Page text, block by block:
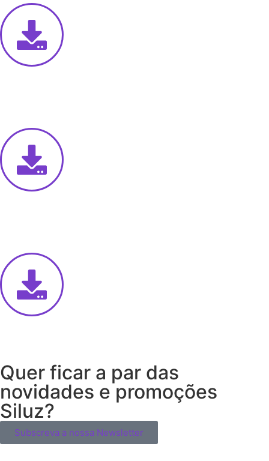
Quer ficar a par das
novidades e promoções
Siluz?
Subscreva a nossa Newsletter